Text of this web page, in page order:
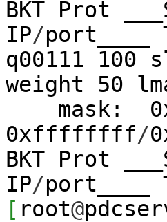
BKT Prot
IP/port____
q00111 100
weight 50
mask:
0xffffffff/
BKT Prot
IP/port____
[ root@